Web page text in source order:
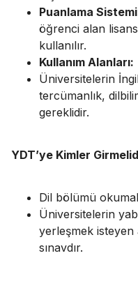
Puanlama
öğrenci alan
kullanılır.
Kullanım Alanları:
Üniversitelerin
tercümanlık,
gereklidir.
YDT’ye Kimler
Dil bölümü
Üniversitelerin
yerleşmek
sınavdır.